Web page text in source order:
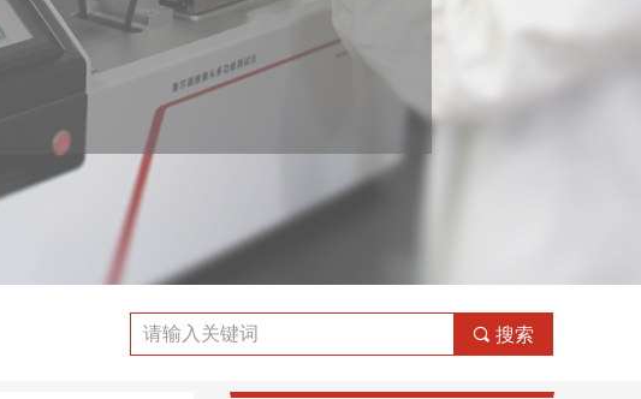
끠 搜索